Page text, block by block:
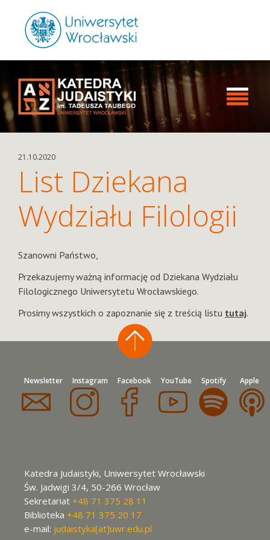
21.10.2020
List Dziekana
Wydziału Filologii
Szanowni Państwo,
Przekazujemy ważną informację od Dziekana Wydziału
Filologicznego Uniwersytetu Wrocławskiego.
Prosimy wszystkich o zapoznanie się z treścią listu tutaj.
Newsletter Instagram Facebook YouTube Spotify Apple
Katedra Judaistyki, Uniwersytet Wrocławski
Św. Jadwigi 3/4, 50-266 Wrocław
Sekretariat +48 71 375 28 11
Biblioteka +48 71 375 20 17
e-mail: judaistyka[at]uwr.edu.pl